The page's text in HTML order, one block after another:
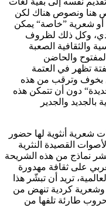
هنا ونصوص هناك لكن
أو شعرية ”خاصة“ يمكن
وكل ذلك لظروف
والثقافية الصعبة
والحاضن
تظهر في العتمة
بخوف وترقب من هذه
دون أن تتمكن هذه
بالجديد والجدير
شعرية أنثوية لها حضور
القصيدة النثرية
نماذج من هذه الشريحة
على ثقافة مهدورة
تريد أن تبشّر هذا
وشعرية كردية تنهض من
طارئة تلفها من